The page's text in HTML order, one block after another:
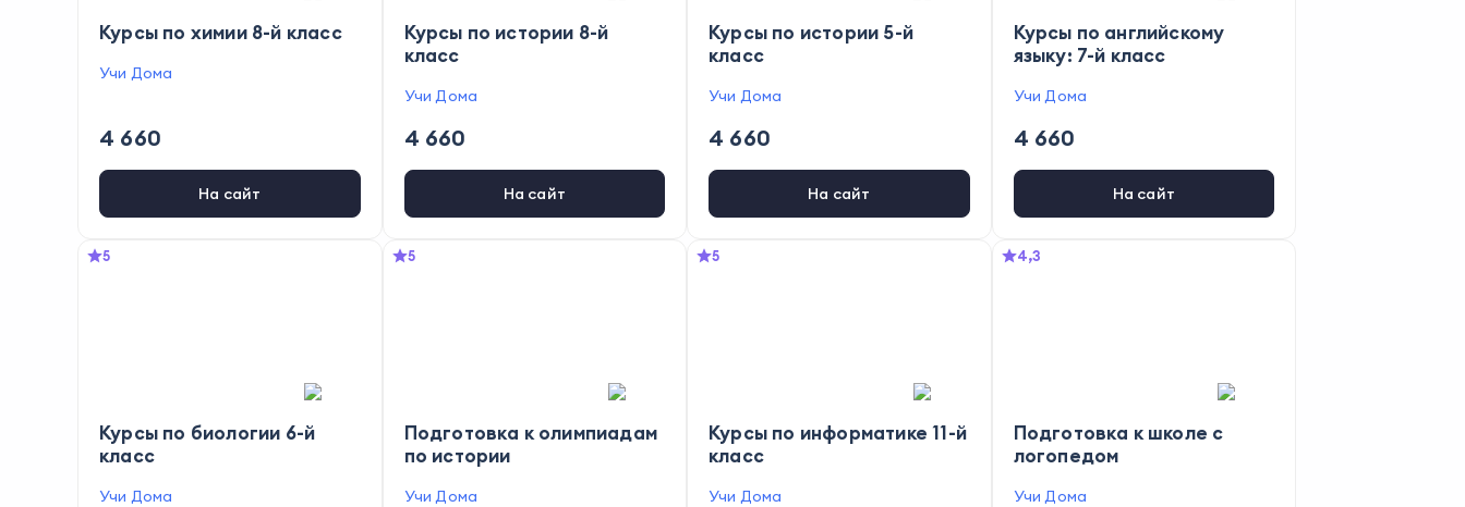
Курсы по химии 8-й класс
Учи Дома
4 660
На сайт
Курсы по истории 8-й
класс
Учи Дома
4 660
На сайт
Курсы по истории 5-й
класс
Учи Дома
4 660
На сайт
Курсы по английскому
языку: 7-й класс
Учи Дома
4 660
На сайт
5
Курсы по биологии 6-й
класс
Учи Дома
5
Подготовка к олимпиадам
по истории
Учи Дома
5
Курсы по информатике 11-й
класс
Учи Дома
4,3
Подготовка к школе с
логопедом
Учи Дома